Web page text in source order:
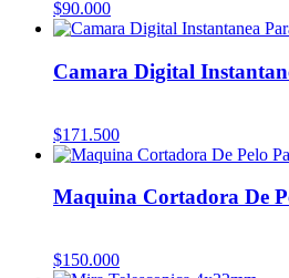
$90.000
Camara Digital
$171.500
Maquina Cortadora De
$150.000